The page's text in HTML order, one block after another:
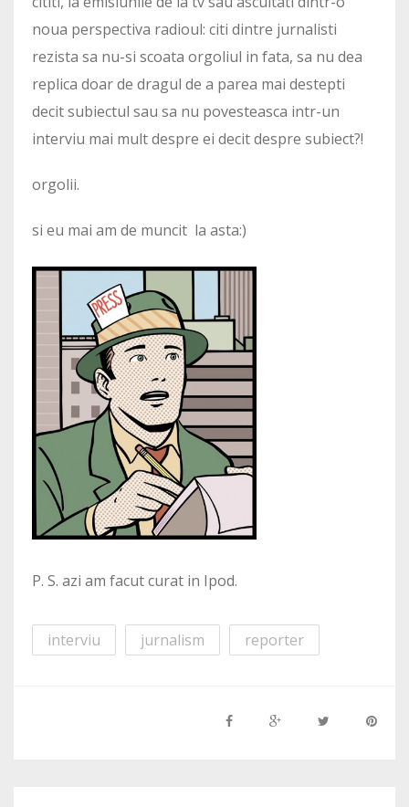
noua perspectiva radioul: citi dintre jurnalisti
rezista sa nu-si scoata orgoliul in fata, sa nu dea
replica doar de dragul de a parea mai destepti
decit subiectul sau sa nu povesteasca intr-un
interviu mai mult despre ei decit despre subiect?!
orgolii.
si eu mai am de muncit la asta:)
P. S. azi am facut curat in Ipod.
interviu jurnalism reporter